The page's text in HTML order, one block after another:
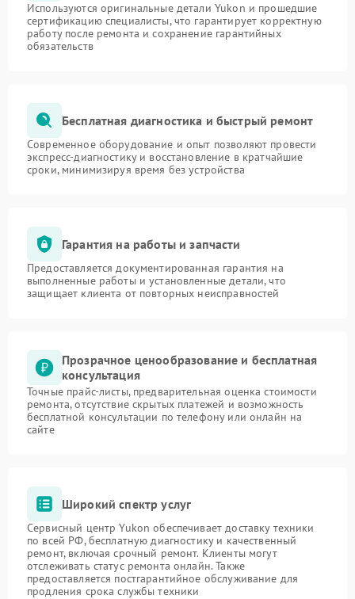
Используются оригинальные детали Yukon и прошедшие
сертификацию специалисты, что гарантирует корректную
работу после ремонта и сохранение гарантийных
обязательств
Бесплатная диагностика и быстрый ремонт
Современное оборудование и опыт позволяют провести
экспресс-диагностику и восстановление в кратчайшие
сроки, минимизируя время без устройства
Гарантия на работы и запчасти
Предоставляется документированная гарантия на
выполненные работы и установленные детали, что
защищает клиента от повторных неисправностей
Прозрачное ценообразование и бесплатная
консультация
Точные прайс-листы, предварительная оценка стоимости
ремонта, отсутствие скрытых платежей и возможность
бесплатной консультации по телефону или онлайн на
сайте
Широкий спектр услуг
Сервисный центр Yukon обеспечивает доставку техники
по всей РФ, бесплатную диагностику и качественный
ремонт, включая срочный ремонт. Клиенты могут
отслеживать статус ремонта онлайн. Также
предоставляется постгарантийное обслуживание для
продления срока службы техники